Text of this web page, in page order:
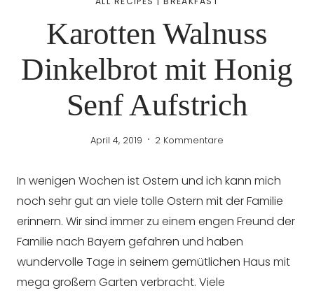
Karotten Walnuss
Dinkelbrot mit Honig
Senf Aufstrich
April 4, 2019 2 Kommentare
In wenigen Wochen ist Ostern und ich kann mich
noch sehr gut an viele tolle Ostern mit der Familie
erinnern. Wir sind immer zu einem engen Freund der
Familie nach Bayern gefahren und haben
wundervolle Tage in seinem gemütlichen Haus mit
mega großem Garten verbracht. Viele